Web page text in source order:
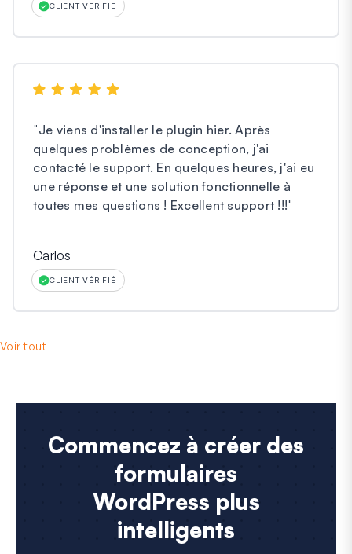
CLIENT VÉRIFIÉ
"Je viens d'installer le plugin hier. Après
quelques problèmes de conception, j'ai
contacté le support. En quelques heures, j'ai eu
une réponse et une solution fonctionnelle à
toutes mes questions ! Excellent support !!!"
Carlos
CLIENT VÉRIFIÉ
Voir tout
Commencez à créer des
formulaires
WordPress plus
intelligents